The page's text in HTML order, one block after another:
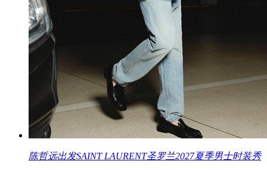
陈哲远出发SAINT LAURENT圣罗兰2027夏季男士时装秀